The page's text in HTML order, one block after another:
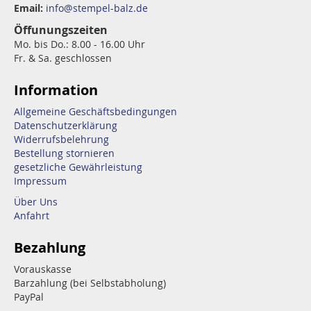
Email: info@stempel-balz.de
Öffunungszeiten
Mo. bis Do.: 8.00 - 16.00 Uhr
Fr. & Sa. geschlossen
Information
Allgemeine Geschäftsbedingungen
Datenschutzerklärung
Widerrufsbelehrung
Bestellung stornieren
gesetzliche Gewährleistung
Impressum
Über Uns
Anfahrt
Bezahlung
Vorauskasse
Barzahlung (bei Selbstabholung)
PayPal